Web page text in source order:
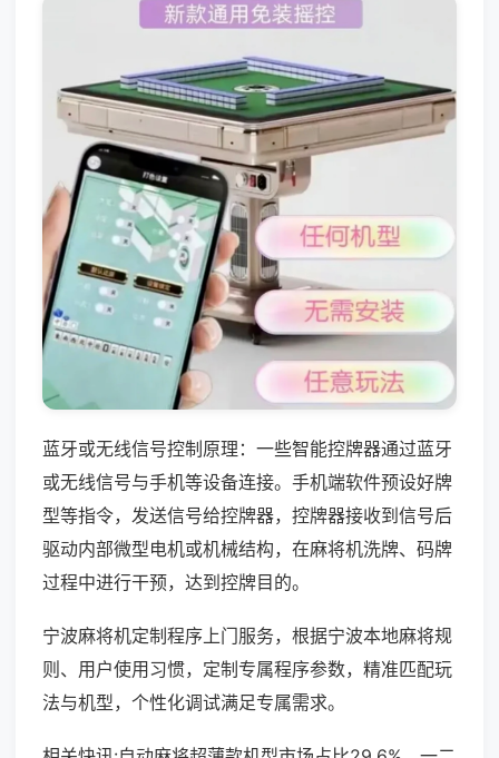
蓝牙或无线信号控制原理：一些智能控牌器通过蓝牙
或无线信号与手机等设备连接。手机端软件预设好牌
型等指令，发送信号给控牌器，控牌器接收到信号后
驱动内部微型电机或机械结构，在麻将机洗牌、码牌
过程中进行干预，达到控牌目的。
宁波麻将机定制程序上门服务，根据宁波本地麻将规
则、用户使用习惯，定制专属程序参数，精准匹配玩
法与机型，个性化调试满足专属需求。